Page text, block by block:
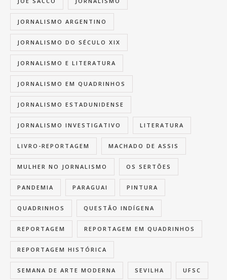
JORNALISMO ARGENTINO
JORNALISMO DO SÉCULO XIX
JORNALISMO E LITERATURA
JORNALISMO EM QUADRINHOS
JORNALISMO ESTADUNIDENSE
JORNALISMO INVESTIGATIVO LITERATURA
LIVRO-REPORTAGEM MACHADO DE ASSIS
MULHER NO JORNALISMO OS SERTÕES
PANDEMIA PARAGUAI PINTURA
QUADRINHOS QUESTÃO INDÍGENA
REPORTAGEM REPORTAGEM EM QUADRINHOS
REPORTAGEM HISTÓRICA
SEMANA DE ARTE MODERNA SEVILHA UFSC